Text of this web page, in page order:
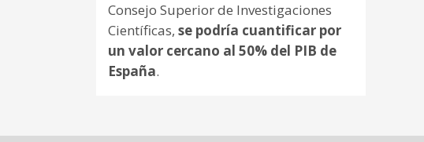
Consejo Superior de Investigaciones
Científicas, se podría cuantificar por
un valor cercano al 50% del PIB de
España.